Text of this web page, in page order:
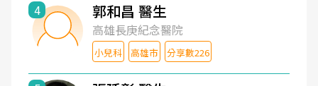
4 郭和昌 醫生
高雄長庚紀念醫院
小兒科 高雄市 分享數226